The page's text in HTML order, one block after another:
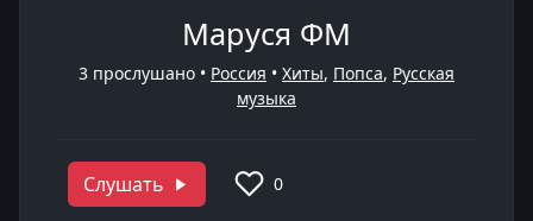
Маруся ФМ
3 прослушано • Россия • Хиты, Попса, Русская
музыка
Слушать 0